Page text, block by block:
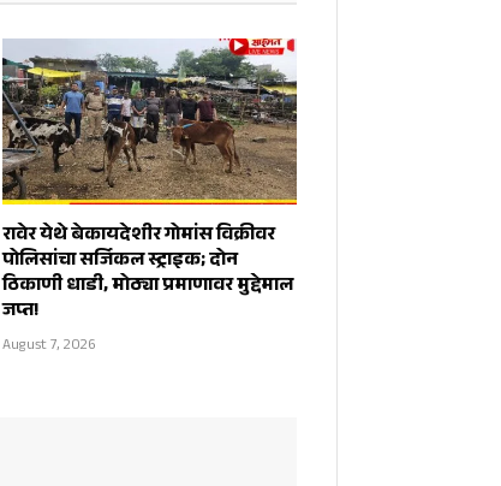
रावेर येथे बेकायदेशीर गोमांस विक्रीवर
पोलिसांचा सर्जिकल स्ट्राइक; दोन
ठिकाणी धाडी, मोठ्या प्रमाणावर मुद्देमाल
जप्त!
August 7, 2026